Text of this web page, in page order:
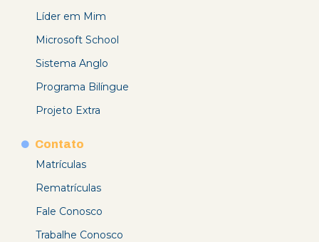
Líder em Mim
Microsoft School
Sistema Anglo
Programa Bilíngue
Projeto Extra
Contato
Matrículas
Rematrículas
Fale Conosco
Trabalhe Conosco